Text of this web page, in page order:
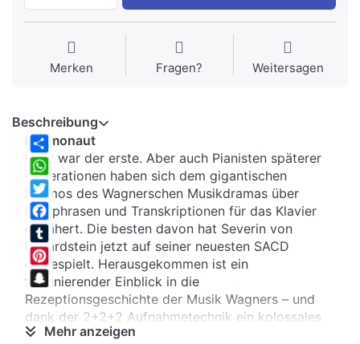
Merken Fragen? Weitersagen
Share
WhatsApp
Twitter
Facebook
Tumblr
Pinterest
Snapchat
Beschreibung
Kosmonaut
Liszt war der erste. Aber auch Pianisten späterer
Generationen haben sich dem gigantischen
Kosmos des Wagnerschen Musikdramas über
Paraphrasen und Transkriptionen für das Klavier
genähert. Die besten davon hat Severin von
Eckardstein jetzt auf seiner neuesten SACD
eingespielt. Herausgekommen ist ein
faszinierender Einblick in die
Rezeptionsgeschichte der Musik Wagners – und
dank der 2+2+2 Aufnahmetechnik ein kolossales
dreidimensionales Hörvergnügen obendrein.
Mehr anzeigen